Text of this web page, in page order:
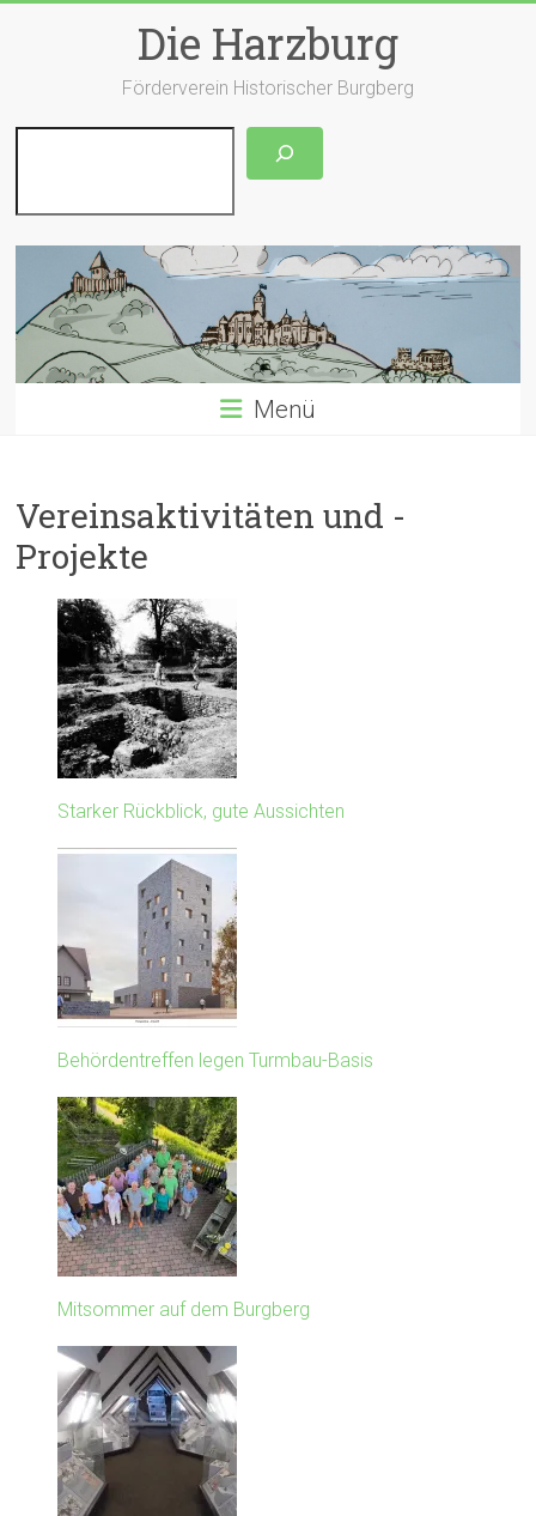
Die Harzburg
Förderverein Historischer Burgberg
Menü
Vereinsaktivitäten und -
Projekte
Starker Rückblick, gute Aussichten
Behördentreffen legen Turmbau-Basis
Mitsommer auf dem Burgberg